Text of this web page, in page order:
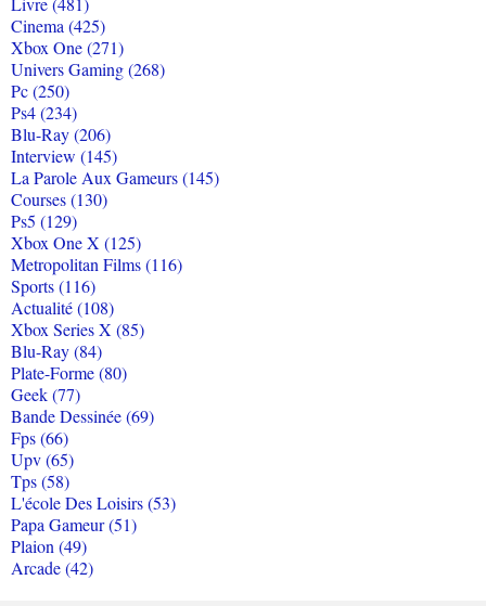
Cinema (425)
Xbox One (271)
Univers Gaming (268)
Pc (250)
Ps4 (234)
Blu-Ray (206)
Interview (145)
La Parole Aux Gameurs (145)
Courses (130)
Ps5 (129)
Xbox One X (125)
Metropolitan Films (116)
Sports (116)
Actualité (108)
Xbox Series X (85)
Blu-Ray (84)
Plate-Forme (80)
Geek (77)
Bande Dessinée (69)
Fps (66)
Upv (65)
Tps (58)
L'école Des Loisirs (53)
Papa Gameur (51)
Plaion (49)
Arcade (42)